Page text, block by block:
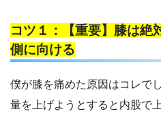
コツ１：【重要】膝は絶
側に向ける
僕が膝を痛めた原因はコレで
量を上げようとすると内股で